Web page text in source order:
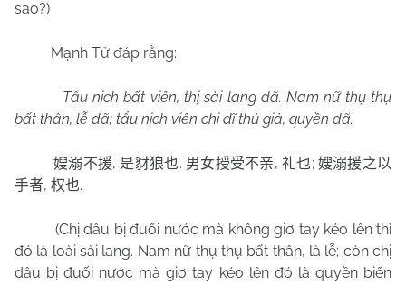
sao?)
Mạnh Tử đáp rằng:
Tẩu nịch bất viên, thị sài lang dã. Nam nữ thụ thụ
bất thân, lễ dã; tẩu nịch viên chi dĩ thủ giả, quyền dã.
嫂溺不援, 是豺狼也. 男女授受不亲, 礼也; 嫂溺援之以
手者, 权也.
(Chị dâu bị đuối nước mà không giơ tay kéo lên thì
đó là loài sài lang. Nam nữ thụ thụ bất thân, là lễ; còn chị
dâu bị đuối nước mà giơ tay kéo lên đó là quyền biến